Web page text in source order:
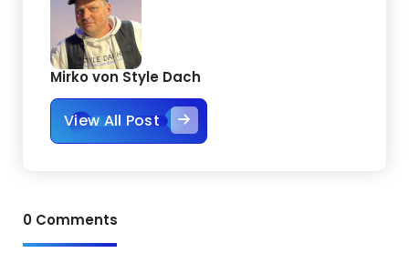
Mirko von Style Dach
View All Post
0 Comments